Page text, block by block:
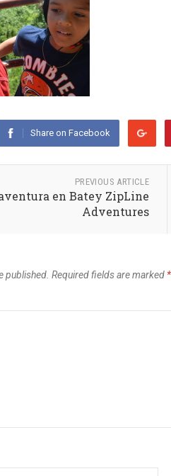
Share on Facebook
PREVIOUS ARTICLE
en Batey ZipLine
Adventures
published. Required fields are marked *